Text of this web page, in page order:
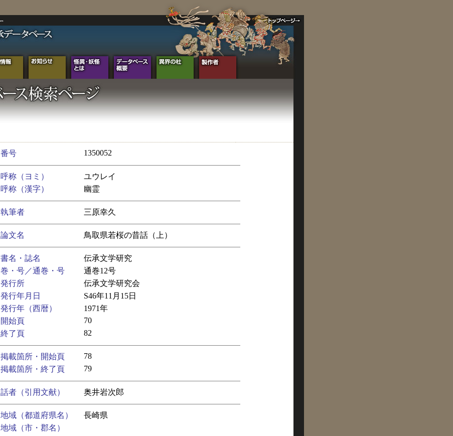
番号 1350052
呼称（ヨミ）
ユウレイ
呼称（漢字） 幽霊
執筆者 三原幸久
論文名 鳥取県若桜の昔話（上）
書名・誌名
伝承文学研究
巻・号／通巻・号
通巻12号
発行所
伝承文学研究会
発行年月日
S46年11月15日
発行年（西暦）
1971年
開始頁
70
終了頁 82
掲載箇所・開始頁
78
掲載箇所・終了頁 79
話者（引用文献） 奥井岩次郎
地域（都道府県名）
長崎県
地域（市・郡名）